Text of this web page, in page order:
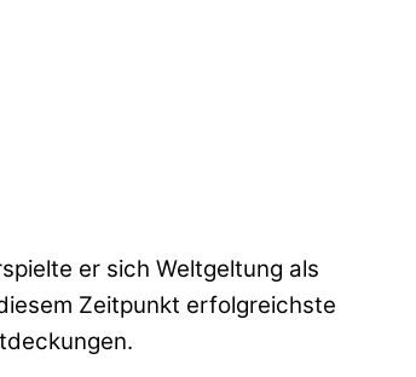
er sich Weltgeltung als
Zeitpunkt erfolgreichste